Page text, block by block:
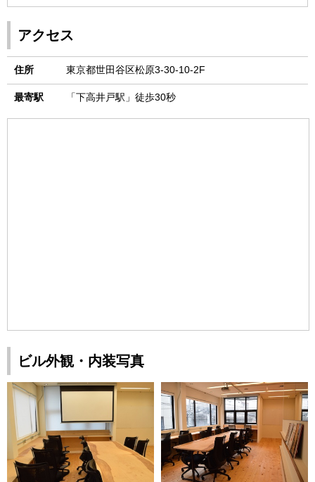
アクセス
住所 東京都世田谷区松原3-30-10-2F
最寄駅 「下高井戸駅」徒歩30秒
ビル外観・内装写真